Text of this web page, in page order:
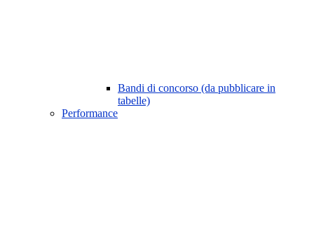
Bandi di concorso (da pubblicare in
tabelle)
Performance